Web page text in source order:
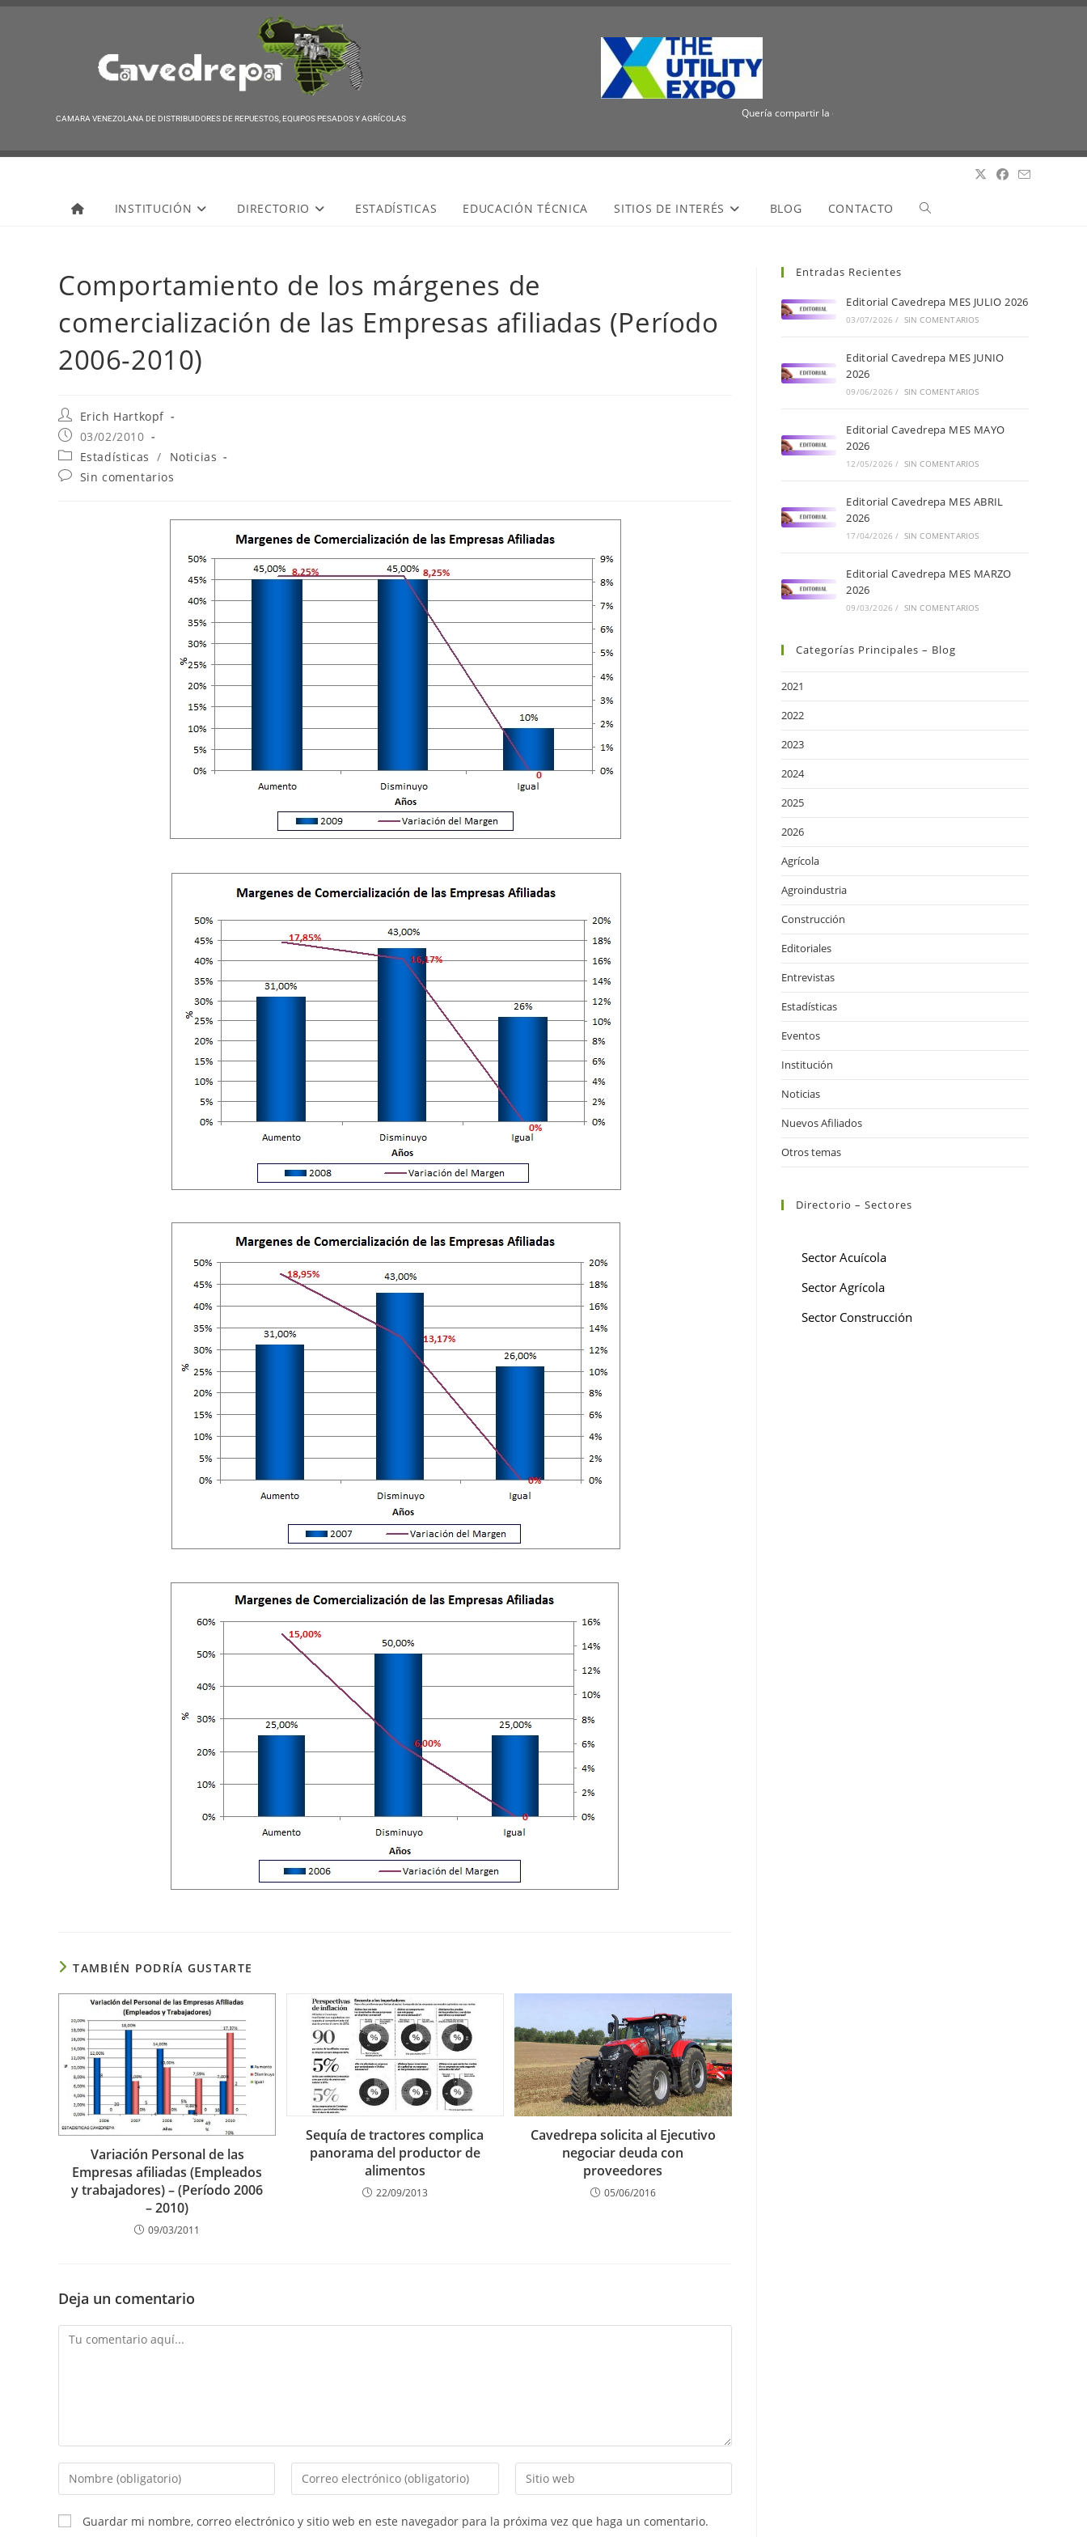
CAMARA VENEZOLANA DE DISTRIBUIDORES DE REPUESTOS, EQUIPOS PESADOS Y AGRÍCOLAS Quería compartir la emocionante noticia de que ICUEE tiene un nuevo
INSTITUCIÓN DIRECTORIO ESTADÍSTICAS EDUCACIÓN TÉCNICA SITIOS DE INTERÉS BLOG CONTACTO
Comportamiento de los márgenes de
comercialización de las Empresas afiliadas (Período
2006-2010)
Erich Hartkopf
03/02/2010
Estadísticas
/
Noticias
Sin comentarios
TAMBIÉN PODRÍA GUSTARTE
Variación Personal de las
Empresas afiliadas (Empleados
y trabajadores) – (Período 2006
– 2010)
09/03/2011
Sequía de tractores complica
panorama del productor de
alimentos
22/09/2013
Cavedrepa solicita al Ejecutivo
negociar deuda con
proveedores
05/06/2016
Deja un comentario
Guardar mi nombre, correo electrónico y sitio web en este navegador para la próxima vez que haga un comentario.
Entradas Recientes
Editorial Cavedrepa MES JULIO 2026
03/07/2026 / SIN COMENTARIOS
Editorial Cavedrepa MES JUNIO
2026
09/06/2026 / SIN COMENTARIOS
Editorial Cavedrepa MES MAYO
2026
12/05/2026 / SIN COMENTARIOS
Editorial Cavedrepa MES ABRIL
2026
17/04/2026 / SIN COMENTARIOS
Editorial Cavedrepa MES MARZO
2026
09/03/2026 / SIN COMENTARIOS
Categorías Principales – Blog
2021
2022
2023
2024
2025
2026
Agrícola
Agroindustria
Construcción
Editoriales
Entrevistas
Estadísticas
Eventos
Institución
Noticias
Nuevos Afiliados
Otros temas
Directorio – Sectores
Sector Acuícola
Sector Agrícola
Sector Construcción